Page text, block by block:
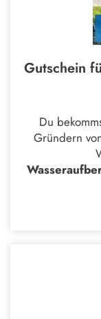
Gutschein
Du
Gründern